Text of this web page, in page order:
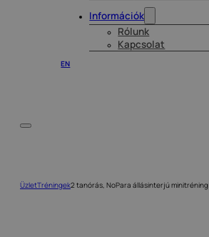
Információk
Rólunk
Kapcsolat
EN
ÜzletTréningek2 tanórás, NoPara állásinterjú minitréning